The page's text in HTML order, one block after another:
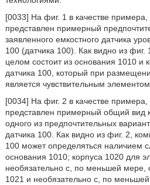
[0033] На фиг. 1 в качестве примера,
представлен примерный
заявленного емкостного датчика
100 (датчика 100). Как видно из фиг.
целом состоит из основания 1010 и
датчика 100, который при
является чувствительным
[0034] На фиг. 2 в качестве примера,
представлен примерный общий вид
одного из предпочтительных
датчика 100. Как видно из фиг. 2,
100 может определяться наличием
основания 1010; корпуса 1020 для
необязательно с, по меньшей мере,
1021 и необязательно с, по